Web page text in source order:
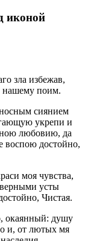
иконой
зла избежав,
нашему поим.
сиянием
укрепи и
любовию, да
воспою достойно,
моя чувства,
усты
Чистая.
окаянный: душу
и, от лютых мя